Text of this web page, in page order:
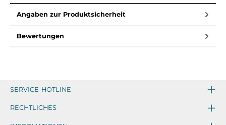
Angaben zur Produktsicherheit
Bewertungen
SERVICE-HOTLINE
RECHTLICHES